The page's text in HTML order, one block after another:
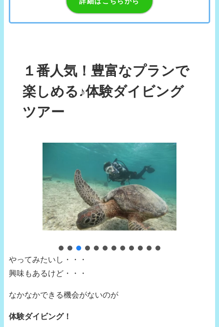
１番人気！豊富なプランで
楽しめる♪体験ダイビング
ツアー
やってみたいし・・・
興味もあるけど・・・
なかなかできる機会がないのが
体験ダイビング！